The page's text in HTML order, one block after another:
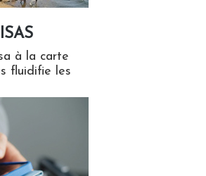
à la carte
fluidifie les